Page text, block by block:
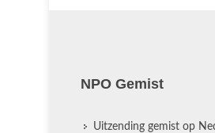
NPO Gemist
Uitzending gemist op